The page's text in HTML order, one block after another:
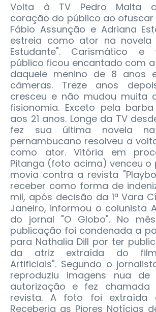
Volta à TV Pedro Malta
coração do público ao
Fábio Assunção e Adriana
estreia como ator na novela
Estudante". Carismático e
público ficou encantado com
daquele menino de 8 anos
câmeras. Treze anos
cresceu e não mudou muita
fisionomia. Exceto pela
aos 21 anos. Longe da TV
fez sua última novela
pernambucano resolveu a
como ator. Vitória em
Pitanga (foto acima) venceu o
movia contra a revista
receber como forma de
mil, após decisão da 1ª Vara
Janeiro, informou o colunista
do jornal "O Globo". No
publicação foi condenada a
para Nathalia Dill por ter
da atriz extraída do
Artificiais". Segundo o
reproduziu imagens nua de
autorização e fez
revista. A foto foi extraída
Receberia as Piores Notícias